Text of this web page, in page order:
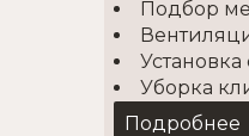
Подбор
Уборка
Подробнее